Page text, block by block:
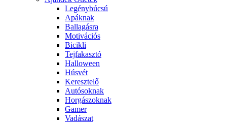
Legénybúcsú
Apáknak
Ballagásra
Motivációs
Bicikli
Tejfakasztó
Halloween
Húsvét
Keresztelő
Autósoknak
Horgászoknak
Gamer
Vadászat